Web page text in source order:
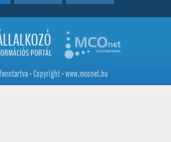
- Copyright - www.mconet.hu